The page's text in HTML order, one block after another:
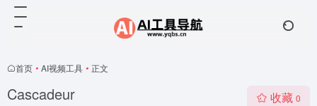
首页 • AI视频工具 • 正文
Cascadeur 收藏 0